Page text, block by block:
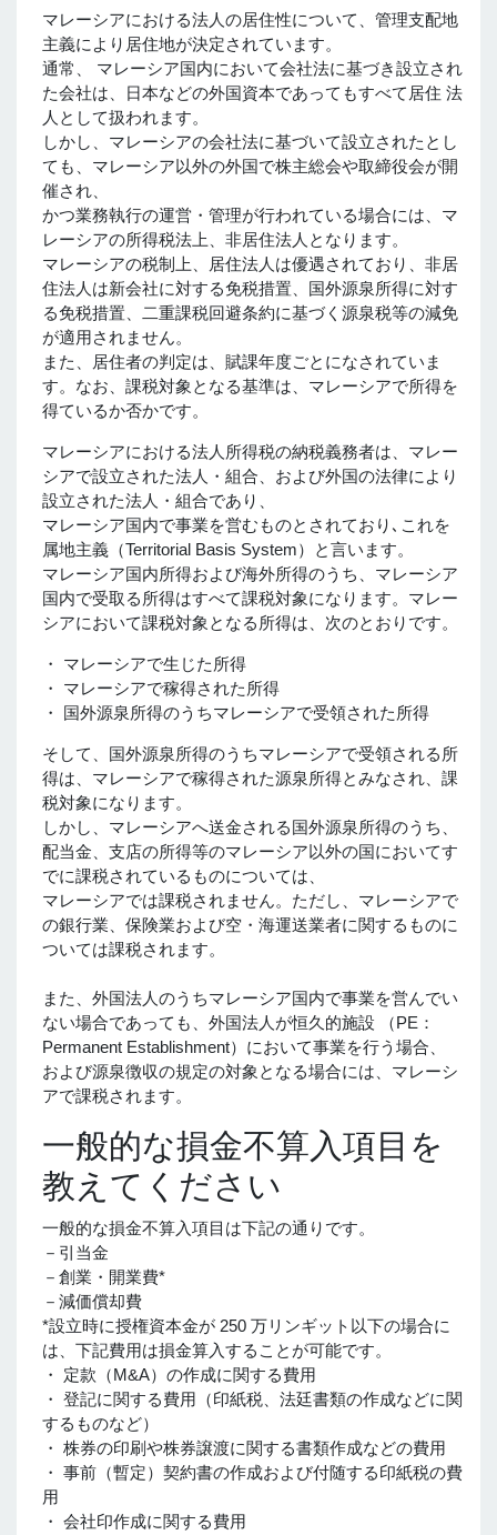
マレーシアにおける法人の居住性について、管理支配地
主義により居住地が決定されています。
通常、 マレーシア国内において会社法に基づき設立され
た会社は、日本などの外国資本であってもすべて居住 法
人として扱われます。
しかし、マレーシアの会社法に基づいて設立されたとし
ても、マレーシア以外の外国で株主総会や取締役会が開
催され、
かつ業務執行の運営・管理が行われている場合には、マ
レーシアの所得税法上、非居住法人となります。
マレーシアの税制上、居住法人は優遇されており、非居
住法人は新会社に対する免税措置、国外源泉所得に対す
る免税措置、二重課税回避条約に基づく源泉税等の減免
が適用されません。
また、居住者の判定は、賦課年度ごとになされていま
す。なお、課税対象となる基準は、マレーシアで所得を
得ているか否かです。
マレーシアにおける法人所得税の納税義務者は、マレー
シアで設立された法人・組合、および外国の法律により
設立された法人・組合であり、
マレーシア国内で事業を営むものとされており､これを
属地主義（Territorial Basis System）と言います。
マレーシア国内所得および海外所得のうち、マレーシア
国内で受取る所得はすべて課税対象になります。マレー
シアにおいて課税対象となる所得は、次のとおりです。
・ マレーシアで生じた所得
・ マレーシアで稼得された所得
・ 国外源泉所得のうちマレーシアで受領された所得
そして、国外源泉所得のうちマレーシアで受領される所
得は、マレーシアで稼得された源泉所得とみなされ、課
税対象になります。
しかし、マレーシアへ送金される国外源泉所得のうち、
配当金、支店の所得等のマレーシア以外の国においてす
でに課税されているものについては、
マレーシアでは課税されません。ただし、マレーシアで
の銀行業、保険業および空・海運送業者に関するものに
ついては課税されます。
また、外国法人のうちマレーシア国内で事業を営んでい
ない場合であっても、外国法人が恒久的施設 （PE：
Permanent Establishment）において事業を行う場合、
および源泉徴収の規定の対象となる場合には、マレーシ
アで課税されます。
一般的な損金不算入項目を
教えてください
一般的な損金不算入項目は下記の通りです。
－引当金
－創業・開業費*
－減価償却費
*設立時に授権資本金が 250 万リンギット以下の場合に
は、下記費用は損金算入することが可能です。
・ 定款（M&A）の作成に関する費用
・ 登記に関する費用（印紙税、法廷書類の作成などに関
するものなど）
・ 株券の印刷や株券譲渡に関する書類作成などの費用
・ 事前（暫定）契約書の作成および付随する印紙税の費
用
・ 会社印作成に関する費用